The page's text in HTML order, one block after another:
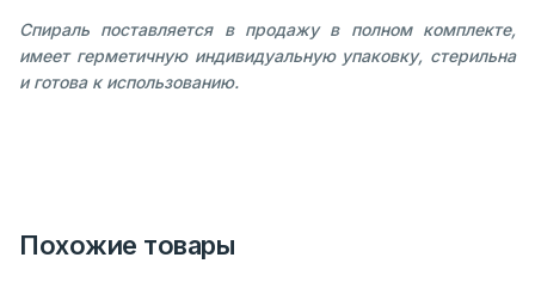
Спираль поставляется в продажу в полном комплекте,
имеет герметичную индивидуальную упаковку, стерильна
и готова к использованию.
Похожие товары